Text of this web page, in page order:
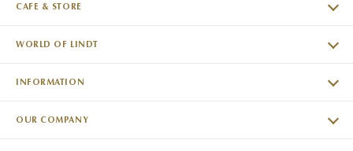
CAFE & STORE
WORLD OF LINDT
INFORMATION
OUR COMPANY